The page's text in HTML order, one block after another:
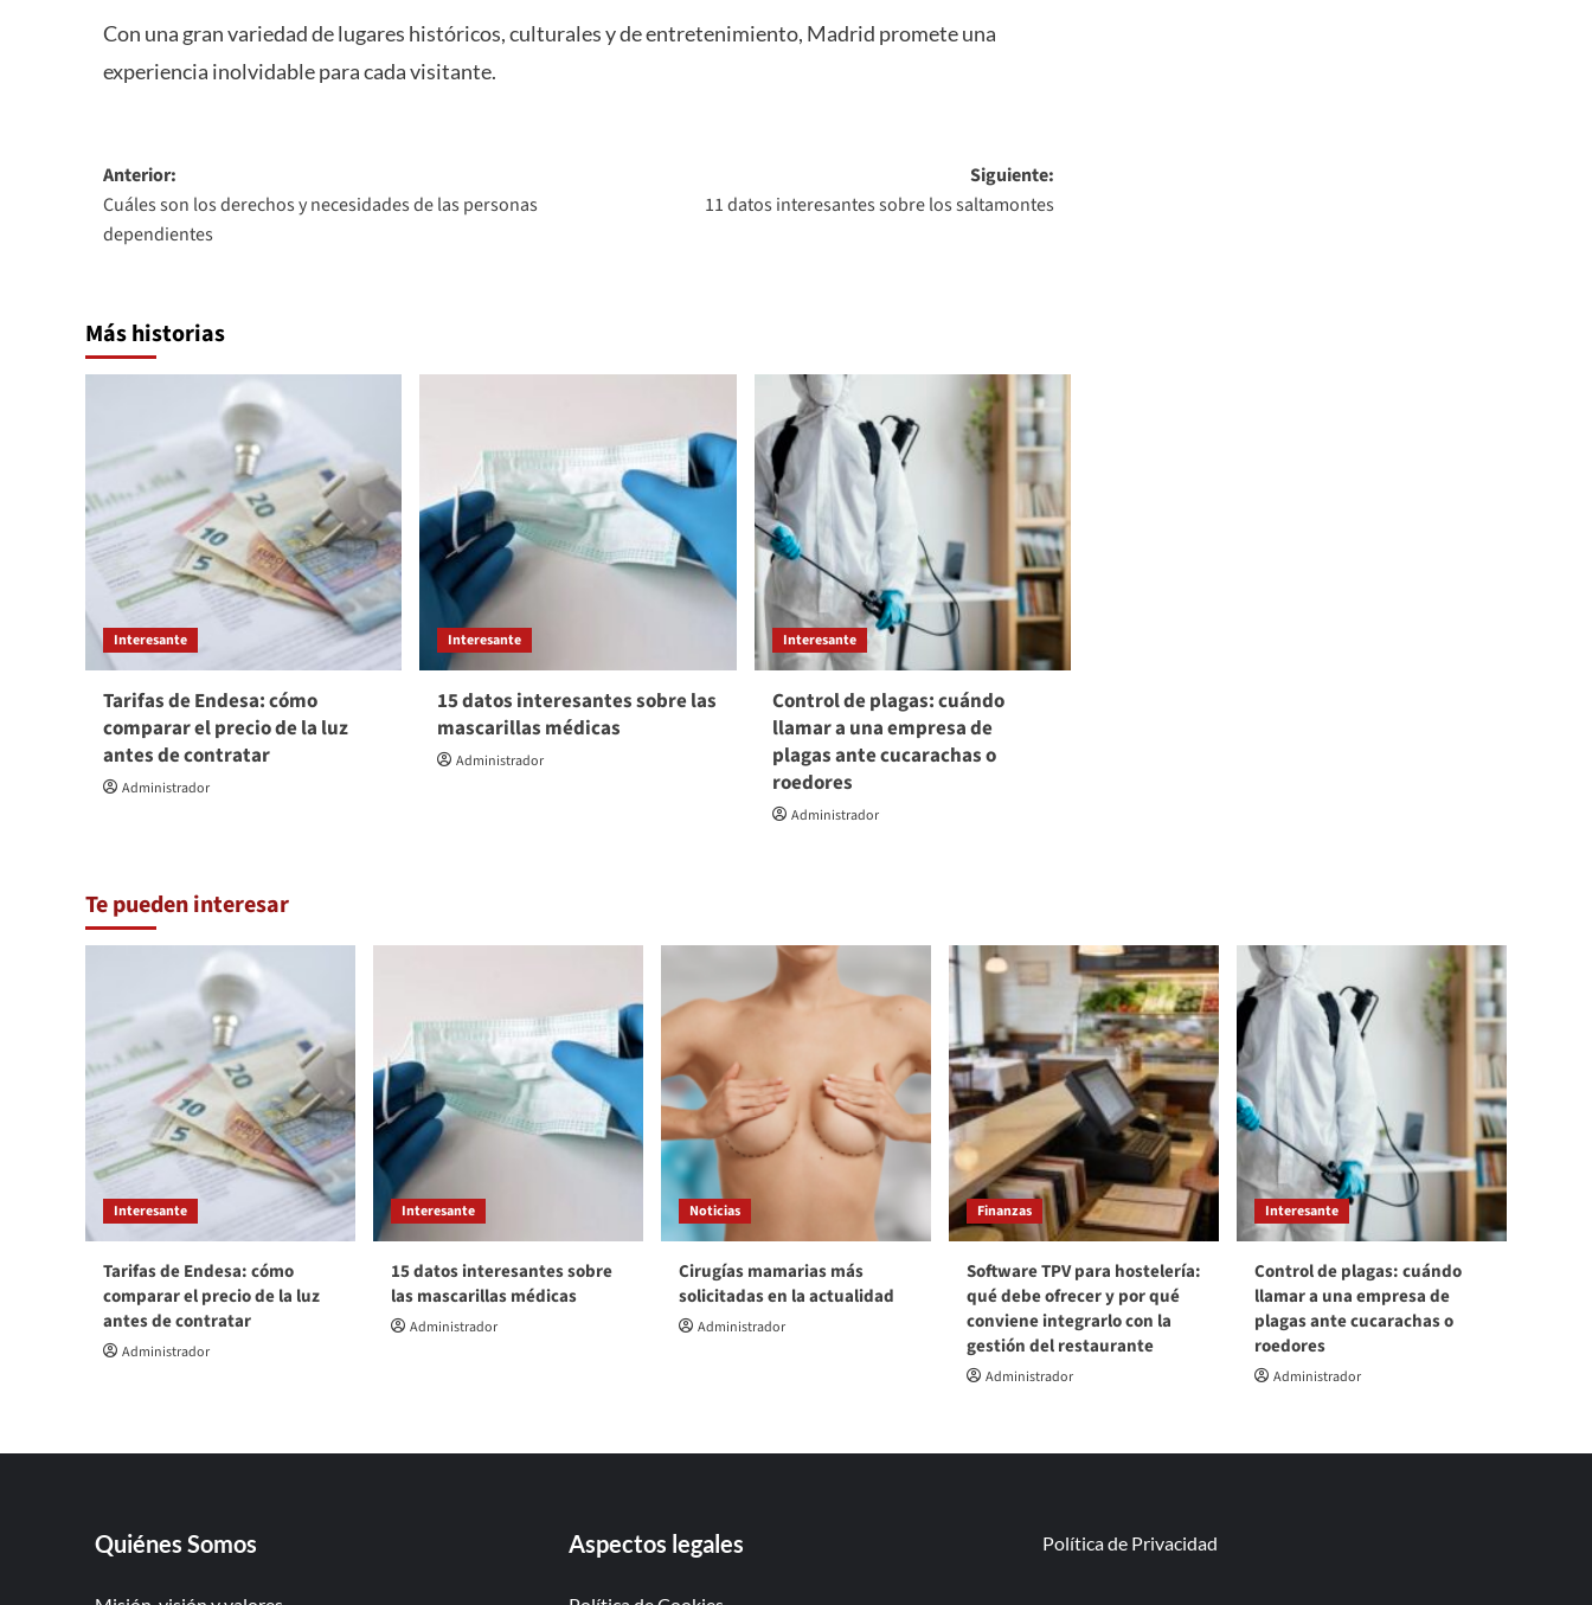
Con una gran variedad de lugares históricos, culturales y de entretenimiento, Madrid promete una
experiencia inolvidable para cada visitante.
Navegación
de
entradas
Anterior:
Cuáles son los derechos y necesidades de las personas
dependientes
Siguiente:
11 datos interesantes sobre los saltamontes
Más historias
Interesante
Tarifas de Endesa: cómo
comparar el precio de la luz
antes de contratar
Administrador
Interesante
15 datos interesantes sobre las
mascarillas médicas
Administrador
Interesante
Control de plagas: cuándo
llamar a una empresa de
plagas ante cucarachas o
roedores
Administrador
Te pueden interesar
Interesante
Tarifas de Endesa: cómo
comparar el precio de la luz
antes de contratar
Administrador
Interesante
15 datos interesantes sobre
las mascarillas médicas
Administrador
Noticias
Cirugías mamarias más
solicitadas en la actualidad
Administrador
Finanzas
Software TPV para hostelería:
qué debe ofrecer y por qué
conviene integrarlo con la
gestión del restaurante
Administrador
Interesante
Control de plagas: cuándo
llamar a una empresa de
plagas ante cucarachas o
roedores
Administrador
Quiénes Somos Aspectos legales Política de Privacidad